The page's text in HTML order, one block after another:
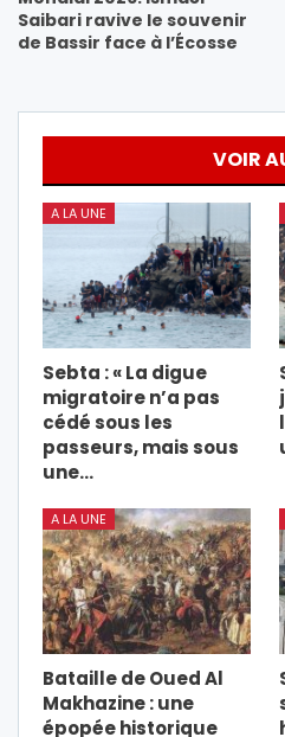
Saibari ravive le souvenir
de Bassir face à l’Écosse
VOIR
A LA UNE
Sebta : « La digue
migratoire n’a pas
cédé sous les
passeurs, mais sous
une…
A LA UNE
Bataille de Oued Al
Makhazine : une
épopée historique